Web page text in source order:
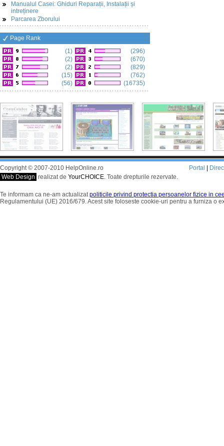
Manualul Casei: Ghiduri Reparații, Instalații și
intreținere
Parcarea Zborului
Page Rank
(1)
(2)
(2)
(15)
(56)
(296)
(670)
(829)
(762)
(16735)
Copyright © 2007-2010 HelpOnline.ro
Web Design realizat de YourCHOICE. Toate drepturile rezervate.
Portal
Te informam ca ne-am actualizatpoliticile privind protectia persoanelor fizice in
Regulamentului (UE) 2016/679. Acest site foloseste cookie-uri pentru a furniza o